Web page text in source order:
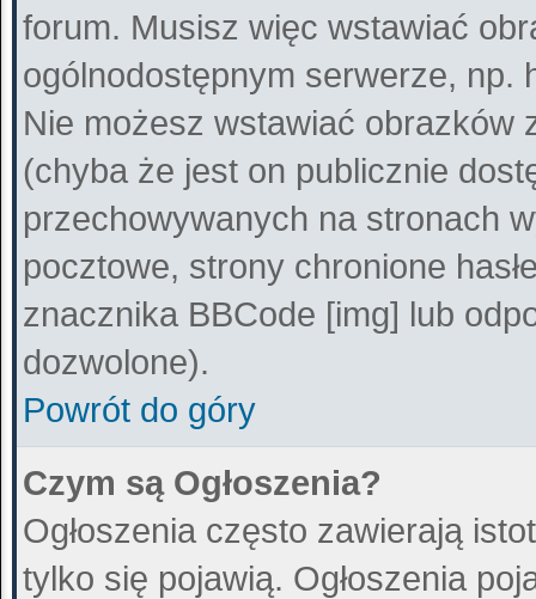
forum. Musisz więc wstawiać
ogólnodostępnym serwerze, np.
Nie możesz wstawiać obrazków
(chyba że jest on publicznie
przechowywanych na stronach
pocztowe, strony chronione
znacznika BBCode [img] lub
dozwolone).
Powrót do góry
Czym są Ogłoszenia?
Ogłoszenia często zawierają
tylko się pojawią. Ogłoszenia